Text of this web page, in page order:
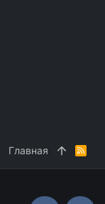
Главная
R
S